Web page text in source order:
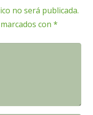
no será publicada.
con *